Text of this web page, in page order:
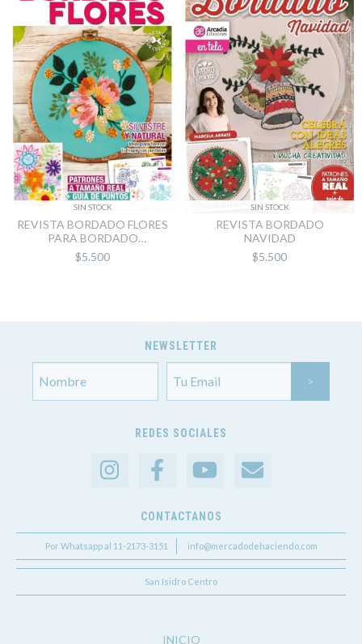
SIN STOCK
REVISTA BORDADO FLORES
PARA BORDADO
TRADICIONAL
$5.500
SIN STOCK
REVISTA BORDADO
NAVIDAD
$5.500
NEWSLETTER
REDES SOCIALES
CONTACTANOS
Por Whatsapp al 11-2173-3151 info@mercadodehaciendo.com
San Isidro Centro
INICIO